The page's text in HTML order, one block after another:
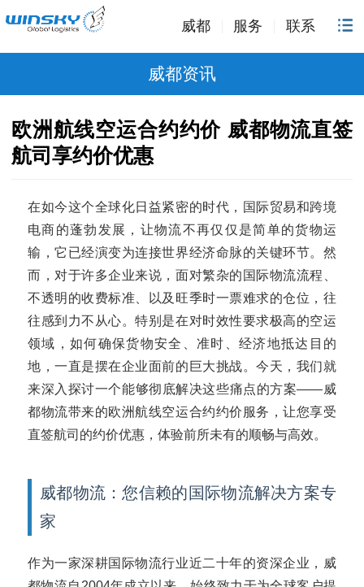
威都 服务 联系
威都资讯
欧洲航线空运合约约价 威都物流直签
航司享约价优惠
在如今这个全球化日益紧密的时代，国际贸易和跨境
电商的蓬勃发展，让物流不再仅仅是简单的货物运
输，它已经演变为连接世界经济命脉的关键环节。然
而，对于许多企业来说，面对繁杂的国际物流流程、
不透明的收费标准、以及旺季时一票难求的仓位，往
往感到力不从心。特别是在对时效性要求极高的空运
领域，如何确保货物安全、准时、经济地抵达目的
地，一直是摆在企业面前的巨大挑战。今天，我们就
来深入探讨一个能够彻底解决这些痛点的方案——威
都物流带来的欧洲航线空运合约约价服务，让您享受
直签航司的约价优惠，体验前所未有的顺畅与高效。
威都物流：您信赖的国际物流解决方案专
家
作为一家深耕国际物流行业近二十年的资深企业，威